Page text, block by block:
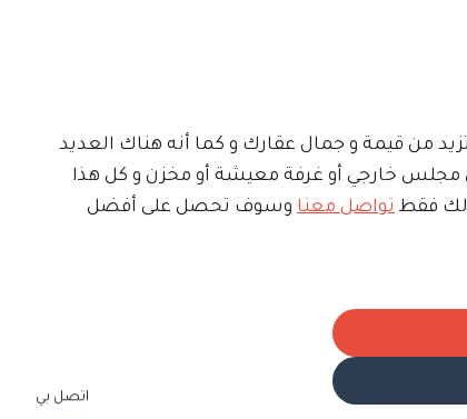
من قيمة و جمال عقارك و كما أنه هناك العديد
مجلس خارجي أو غرفة معيشة أو مخزن و كل هذا
فقط تواصل معنا وسوف تحصل على أفضل
اتصل بي